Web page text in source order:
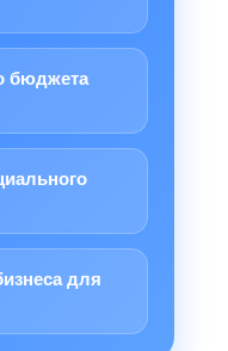
бюджета
для